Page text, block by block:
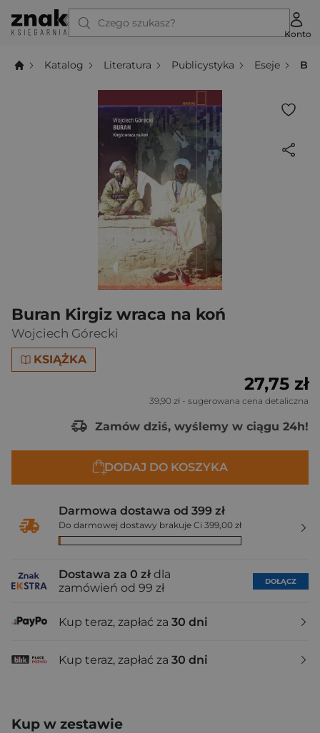
Czego szukasz?
Konto
Katalog Literatura Publicystyka Eseje
Buran Kirgiz wraca na koń
Wojciech Górecki
KSIĄŻKA
27,75 zł
39,90 zł - sugerowana cena detaliczna
Zamów dziś, wyślemy w ciągu 24h!
DODAJ DO KOSZYKA
Darmowa dostawa od 399 zł
Do darmowej dostawy brakuje Ci 399,00 zł
Dostawa za 0 zł dla
zamówień od 99 zł
DOŁĄCZ
Kup teraz, zapłać za 30 dni
Kup teraz, zapłać za 30 dni
Kup w zestawie